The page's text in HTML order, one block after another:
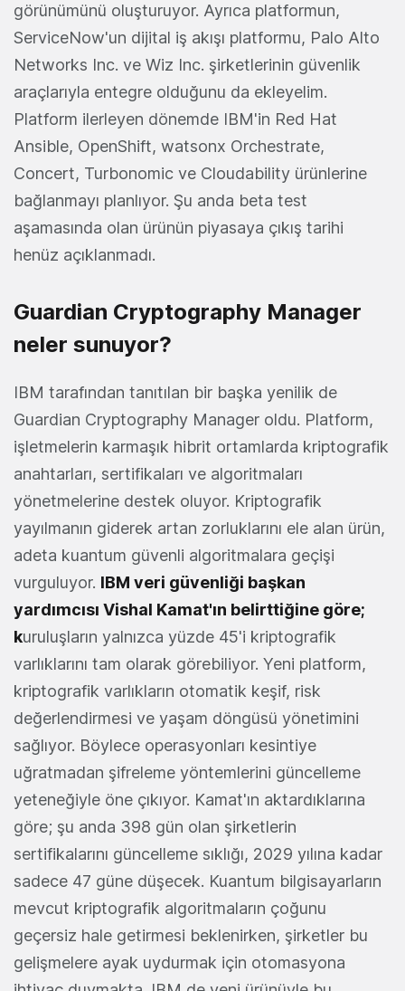
görünümünü oluşturuyor. Ayrıca platformun,
ServiceNow'un dijital iş akışı platformu, Palo Alto
Networks Inc. ve Wiz Inc. şirketlerinin güvenlik
araçlarıyla entegre olduğunu da ekleyelim.
Platform ilerleyen dönemde IBM'in Red Hat
Ansible, OpenShift, watsonx Orchestrate,
Concert, Turbonomic ve Cloudability ürünlerine
bağlanmayı planlıyor. Şu anda beta test
aşamasında olan ürünün piyasaya çıkış tarihi
henüz açıklanmadı.
Guardian Cryptography Manager
neler sunuyor?
IBM tarafından tanıtılan bir başka yenilik de
Guardian Cryptography Manager oldu. Platform,
işletmelerin karmaşık hibrit ortamlarda kriptografik
anahtarları, sertifikaları ve algoritmaları
yönetmelerine destek oluyor. Kriptografik
yayılmanın giderek artan zorluklarını ele alan ürün,
adeta kuantum güvenli algoritmalara geçişi
vurguluyor. IBM veri güvenliği başkan
yardımcısı Vishal Kamat'ın belirttiğine göre;
kuruluşların yalnızca yüzde 45'i kriptografik
varlıklarını tam olarak görebiliyor. Yeni platform,
kriptografik varlıkların otomatik keşif, risk
değerlendirmesi ve yaşam döngüsü yönetimini
sağlıyor. Böylece operasyonları kesintiye
uğratmadan şifreleme yöntemlerini güncelleme
yeteneğiyle öne çıkıyor. Kamat'ın aktardıklarına
göre; şu anda 398 gün olan şirketlerin
sertifikalarını güncelleme sıklığı, 2029 yılına kadar
sadece 47 güne düşecek. Kuantum bilgisayarların
mevcut kriptografik algoritmaların çoğunu
geçersiz hale getirmesi beklenirken, şirketler bu
gelişmelere ayak uydurmak için otomasyona